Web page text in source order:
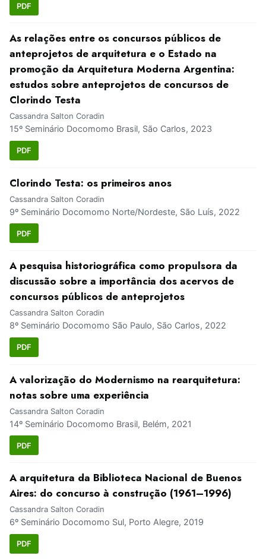
PDF
As relações entre os concursos públicos de
anteprojetos de arquitetura e o Estado na
promoção da Arquitetura Moderna Argentina:
estudos sobre anteprojetos de concursos de
Clorindo Testa
Cassandra Salton Coradin
15º Seminário Docomomo Brasil, São Carlos, 2023
PDF
Clorindo Testa: os primeiros anos
Cassandra Salton Coradin
9º Seminário Docomomo Norte/Nordeste, São Luís, 2022
PDF
A pesquisa historiográfica como propulsora da
discussão sobre a importância dos acervos de
concursos públicos de anteprojetos
Cassandra Salton Coradin
8º Seminário Docomomo São Paulo, São Carlos, 2022
PDF
A valorização do Modernismo na rearquitetura:
notas sobre uma experiência
Cassandra Salton Coradin
14º Seminário Docomomo Brasil, Belém, 2021
PDF
A arquitetura da Biblioteca Nacional de Buenos
Aires: do concurso à construção (1961–1996)
Cassandra Salton Coradin
6º Seminário Docomomo Sul, Porto Alegre, 2019
PDF